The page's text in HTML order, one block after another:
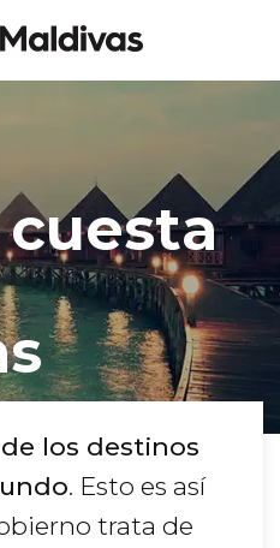
los destinos
. Esto es así
trata de